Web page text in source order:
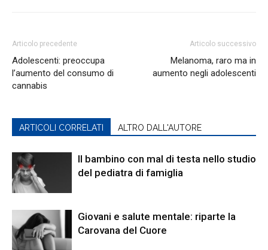
Articolo precedente
Adolescenti: preoccupa
l’aumento del consumo di
cannabis
Articolo successivo
Melanoma, raro ma in
aumento negli adolescenti
ARTICOLI CORRELATI ALTRO DALL'AUTORE
Il bambino con mal di testa nello studio
del pediatra di famiglia
Giovani e salute mentale: riparte la
Carovana del Cuore